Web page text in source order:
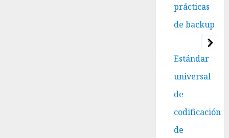
prácticas
de backup
1
Estándar
universal
de
codificación
de